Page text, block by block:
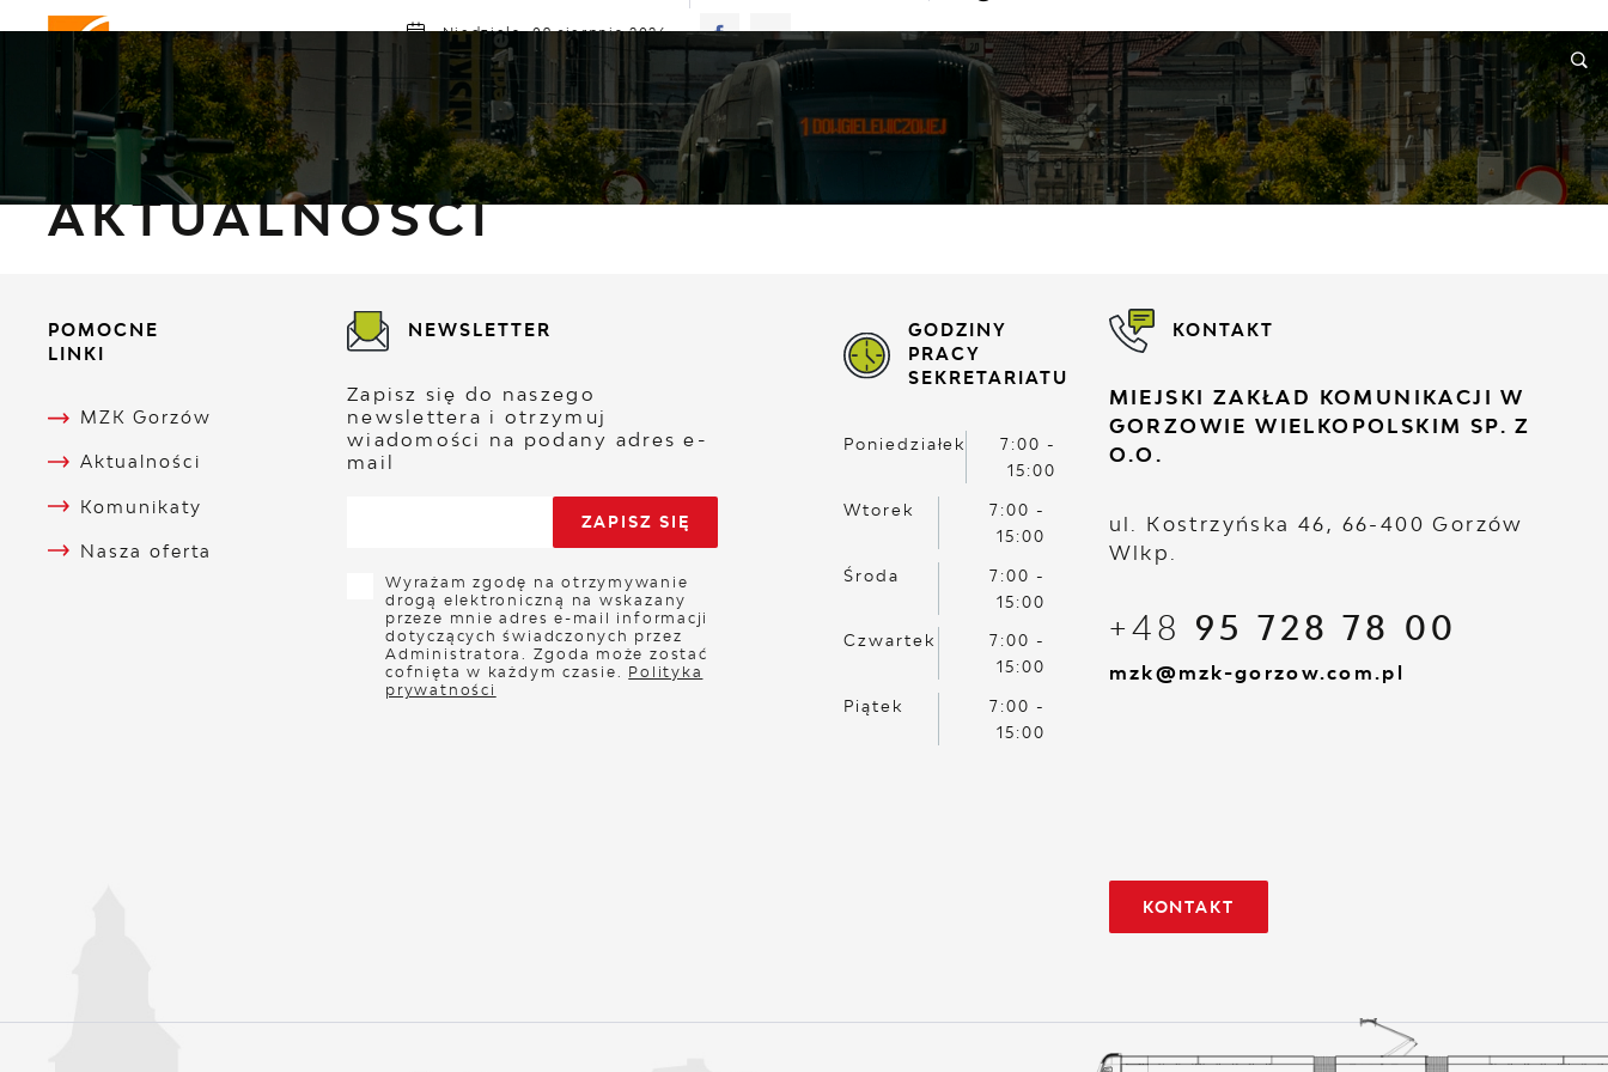
Niedziela, 09 sierpnia 2026
Słonecznie
MZK GORZÓW ROZKŁAD JAZDY AKTUALNOŚCI KOMUNIKATY NASZA OFERTA INFORMACJE WNIOSKI I REKLAMACJE KONTAKT
Strona główna Aktualności Aktualnosci
AKTUALNOSCI
POMOCNE
LINKI
MZK Gorzów
Aktualności
Komunikaty
Nasza oferta
NEWSLETTER
Zapisz się do naszego
newslettera i otrzymuj
wiadomości na podany adres e-
mail
Wyrażam zgodę na otrzymywanie
drogą elektroniczną na wskazany
przeze mnie adres e-mail informacji
dotyczących świadczonych przez
Administratora. Zgoda może zostać
cofnięta w każdym czasie. Polityka
prywatności
GODZINY
PRACY
SEKRETARIATU
Poniedziałek
7:00 -
15:00
Wtorek
7:00 -
15:00
Środa
7:00 -
15:00
Czwartek
7:00 -
15:00
Piątek
7:00 -
15:00
KONTAKT
MIEJSKI ZAKŁAD KOMUNIKACJI W
GORZOWIE WIELKOPOLSKIM SP. Z
O.O.
ul. Kostrzyńska 46, 66-400 Gorzów
Wlkp.
+48 95 728 78 00
mzk@mzk-gorzow.com.pl
KONTAKT